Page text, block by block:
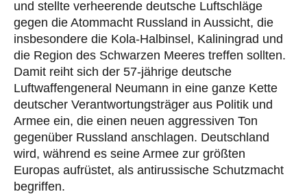
und stellte verheerende deutsche Luftschläge
gegen die Atommacht Russland in Aussicht, die
insbesondere die Kola-Halbinsel, Kaliningrad und
die Region des Schwarzen Meeres treffen sollten.
Damit reiht sich der 57-jährige deutsche
Luftwaffengeneral Neumann in eine ganze Kette
deutscher Verantwortungsträger aus Politik und
Armee ein, die einen neuen aggressiven Ton
gegenüber Russland anschlagen. Deutschland
wird, während es seine Armee zur größten
Europas aufrüstet, als antirussische Schutzmacht
begriffen.